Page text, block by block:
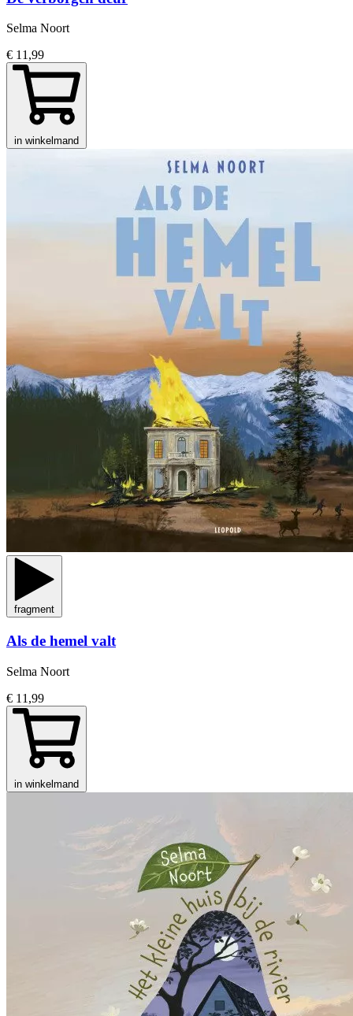
Selma Noort
€ 11,99
in winkelmand
fragment
Als de hemel valt
Selma Noort
€ 11,99
in winkelmand